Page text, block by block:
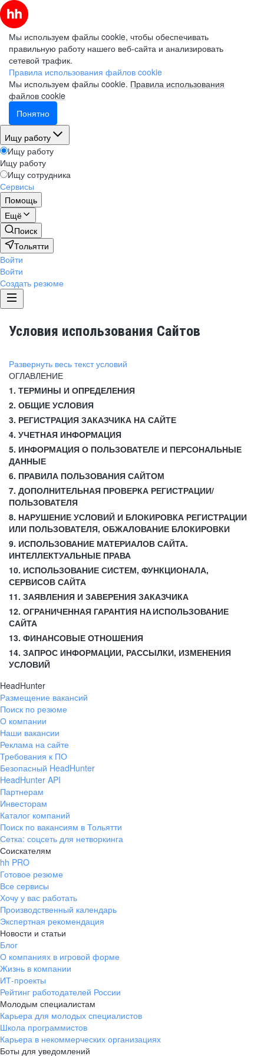
Мы используем файлы cookie, чтобы обеспечивать
правильную работу нашего веб-сайта и анализировать
сетевой трафик.
Правила использования файлов cookie
Мы используем файлы cookie. Правила использования
файлов cookie
Понятно
Ищу работу
Ищу работу
Ищу работу
Ищу сотрудника
Сервисы
Помощь
Ещё
Поиск
Тольятти
Войти
Войти
Создать резюме
Условия использования Сайтов
Развернуть весь текст условий
ОГЛАВЛЕНИЕ
1. ТЕРМИНЫ И ОПРЕДЕЛЕНИЯ
2. ОБЩИЕ УСЛОВИЯ
3. РЕГИСТРАЦИЯ ЗАКАЗЧИКА НА САЙТЕ
4. УЧЕТНАЯ ИНФОРМАЦИЯ
5. ИНФОРМАЦИЯ О ПОЛЬЗОВАТЕЛЕ И ПЕРСОНАЛЬНЫЕ
ДАННЫЕ
6. ПРАВИЛА ПОЛЬЗОВАНИЯ САЙТОМ
7. ДОПОЛНИТЕЛЬНАЯ ПРОВЕРКА РЕГИСТРАЦИИ/
ПОЛЬЗОВАТЕЛЯ
8. НАРУШЕНИЕ УСЛОВИЙ И БЛОКИРОВКА РЕГИСТРАЦИИ
ИЛИ ПОЛЬЗОВАТЕЛЯ, ОБЖАЛОВАНИЕ БЛОКИРОВКИ
9. ИСПОЛЬЗОВАНИЕ МАТЕРИАЛОВ САЙТА.
ИНТЕЛЛЕКТУАЛЬНЫЕ ПРАВА
10. ИСПОЛЬЗОВАНИЕ СИСТЕМ, ФУНКЦИОНАЛА,
СЕРВИСОВ САЙТА
11. ЗАЯВЛЕНИЯ И ЗАВЕРЕНИЯ ЗАКАЗЧИКА
12. ОГРАНИЧЕННАЯ ГАРАНТИЯ НА ИСПОЛЬЗОВАНИЕ
САЙТА
13. ФИНАНСОВЫЕ ОТНОШЕНИЯ
14. ЗАПРОС ИНФОРМАЦИИ, РАССЫЛКИ, ИЗМЕНЕНИЯ
УСЛОВИЙ
HeadHunter
Размещение вакансий
Поиск по резюме
О компании
Наши вакансии
Реклама на сайте
Требования к ПО
Безопасный HeadHunter
HeadHunter API
Партнерам
Инвесторам
Каталог компаний
Поиск по вакансиям в Тольятти
Сетка: соцсеть для нетворкинга
Соискателям
hh PRO
Готовое резюме
Все сервисы
Хочу у вас работать
Производственный календарь
Экспертная рекомендация
Новости и статьи
Блог
О компаниях в игровой форме
Жизнь в компании
ИТ-проекты
Рейтинг работодателей России
Молодым специалистам
Карьера для молодых специалистов
Школа программистов
Карьера в некоммерческих организациях
Боты для уведомлений